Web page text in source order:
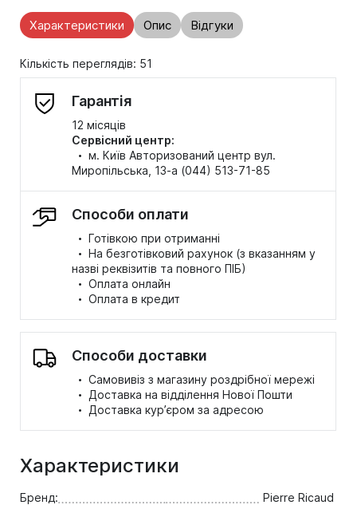
Характеристики Опис Відгуки
Кількість переглядів: 51
Гарантія
12 місяців
Сервісний центр:
· м. Київ Авторизований центр вул.
Миропільська, 13-а (044) 513-71-85
Способи оплати
· Готівкою при отриманні
· На безготівковий рахунок (з вказанням у
назві реквізитів та повного ПІБ)
· Оплата онлайн
· Оплата в кредит
Способи доставки
· Самовивіз з магазину роздрібної мережі
· Доставка на відділення Нової Пошти
· Доставка кур’єром за адресою
Характеристики
Бренд:
Pierre Ricaud